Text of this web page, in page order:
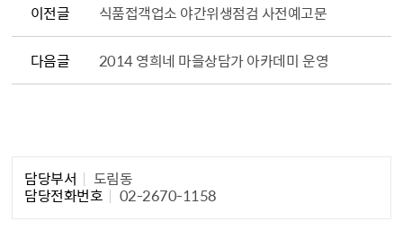
이전글 식품접객업소 야간위생점검 사전예고문
다음글 2014 영희네 마을상담가 아카데미 운영
담당부서 도림동
담당전화번호 02-2670-1158